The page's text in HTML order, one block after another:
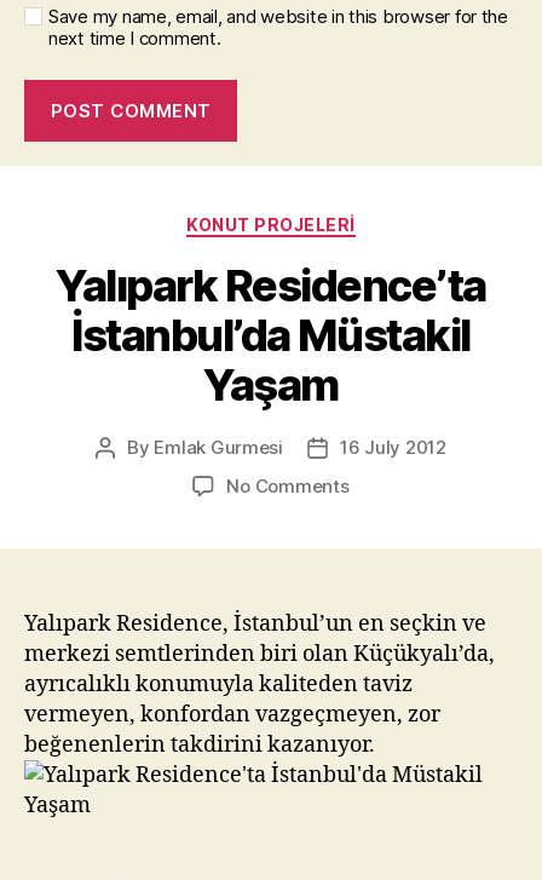
Save my name, email, and website in this browser for the
next time I comment.
Categories
KONUT PROJELERI
Yalıpark Residence’ta
İstanbul’da Müstakil
Yaşam
Post
By Emlak Gurmesi
Post16 July 2012
No Commentson
Yaşam
Yalıpark Residence, İstanbul’un en seçkin ve
merkezi semtlerinden biri olan Küçükyalı’da,
ayrıcalıklı konumuyla kaliteden taviz
vermeyen, konfordan vazgeçmeyen, zor
beğenenlerin takdirini kazanıyor.